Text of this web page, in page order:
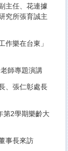
主任、花連據
究所張育誠主
作樂在台東」
師專題演講
、張仁彰處長
第2學期樂齡大
事長來訪